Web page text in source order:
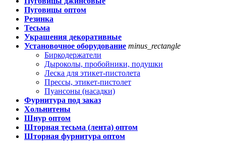
Пуговицы оптом
Резинка
Тесьма
Украшения декоративные
Установочное оборудование minus_rectangle
Биркодержатели
Дыроколы, пробойники, подушки
Леска для этикет-пистолета
Прессы, этикет-пистолет
Пуансоны (насадки)
Фурнитура под заказ
Хольнитены
Шнур оптом
Шторная тесьма (лента) оптом
Шторная фурнитура оптом